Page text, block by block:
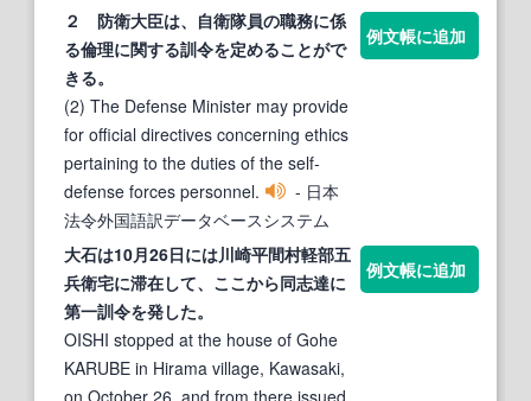
２ 防衛大臣は、自衛隊員の職務に係
る倫理に関する訓令を定めることがで
きる。
(2) The Defense Minister may provide
for official directives concerning ethics
pertaining to the duties of the self-
defense forces personnel.
- 日本
法令外国語訳データベースシステム
例文帳に追加
大石は10月26日には川崎平間村軽部五
兵衛宅に滞在して、ここから同志達に
第一訓令を発した。
OISHI stopped at the house of Gohe
KARUBE in Hirama village, Kawasaki,
例文帳に追加